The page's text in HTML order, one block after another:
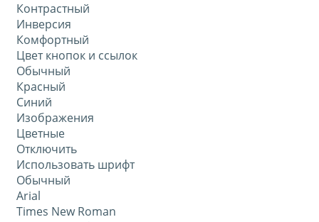
Контрастный
Инверсия
Комфортный
Цвет кнопок и ссылок
Обычный
Красный
Синий
Изображения
Цветные
Отключить
Использовать шрифт
Обычный
Arial
Times New Roman